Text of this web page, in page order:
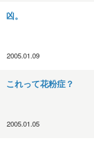
凶。
2005.01.09
これって花粉症？
2005.01.05